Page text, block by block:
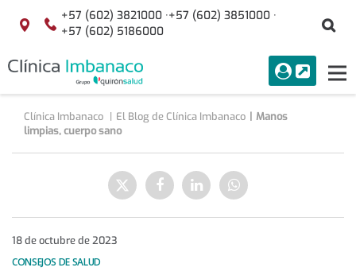
Localización
+57 (602) 3821000 ·+57 (602) 3851000 ·
+57 (602) 5186000
menuAcceso
Buscar
Clínica Imbanaco El Blog de Clínica Imbanaco
Manos
limpias, cuerpo sano
Enviar
a
Twitter
Compartir
en
Facebook
Compartir
en
Linkedin
Compartir
en
WhatsApp
18 de octubre de 2023
CONSEJOS DE SALUD